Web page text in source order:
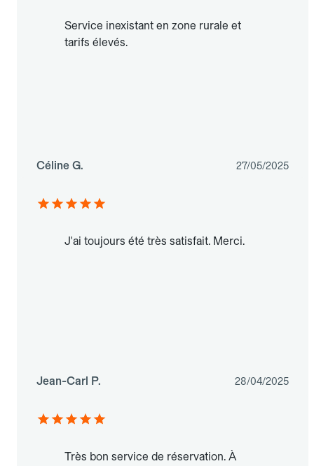
Service inexistant en zone rurale et
tarifs élevés.
Céline G. 27/05/2025
J'ai toujours été très satisfait. Merci.
Jean-Carl P. 28/04/2025
Très bon service de réservation. À